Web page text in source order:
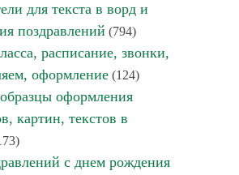
для текста в ворд и
поздравлений (794)
расписание, звонки,
оформление(124)
оформления
картин, текстов в
с днем рождения